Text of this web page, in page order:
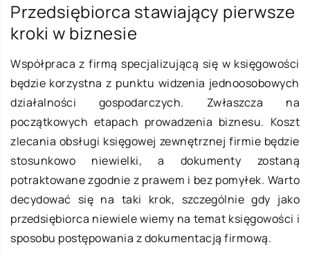
Przedsiębiorca stawiający pierwsze
kroki w biznesie
Współpraca z firmą specjalizującą się w księgowości
będzie korzystna z punktu widzenia jednoosobowych
działalności gospodarczych. Zwłaszcza na
początkowych etapach prowadzenia biznesu. Koszt
zlecania obsługi księgowej zewnętrznej firmie będzie
stosunkowo niewielki, a dokumenty zostaną
potraktowane zgodnie z prawem i bez pomyłek. Warto
decydować się na taki krok, szczególnie gdy jako
przedsiębiorca niewiele wiemy na temat księgowości i
sposobu postępowania z dokumentacją firmową.